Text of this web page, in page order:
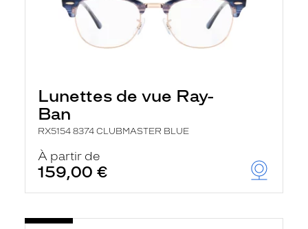
Lunettes de vue Ray-
Ban
RX5154 8374 CLUBMASTER BLUE
À partir de
159,00 €